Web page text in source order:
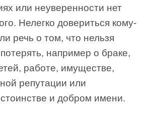
или неуверенности нет
Нелегко довериться кому-
речь о том, что нельзя
например о браке,
работе, имуществе,
репутации или
и добром имени.